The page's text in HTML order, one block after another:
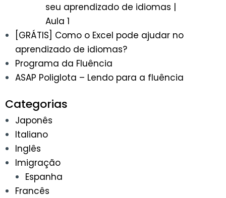
seu aprendizado de idiomas |
Aula 1
[GRÁTIS] Como o Excel pode ajudar no
aprendizado de idiomas?
Programa da Fluência
ASAP Poliglota – Lendo para a fluência
Categorias
Japonês
Italiano
Inglês
Imigração
Espanha
Francês